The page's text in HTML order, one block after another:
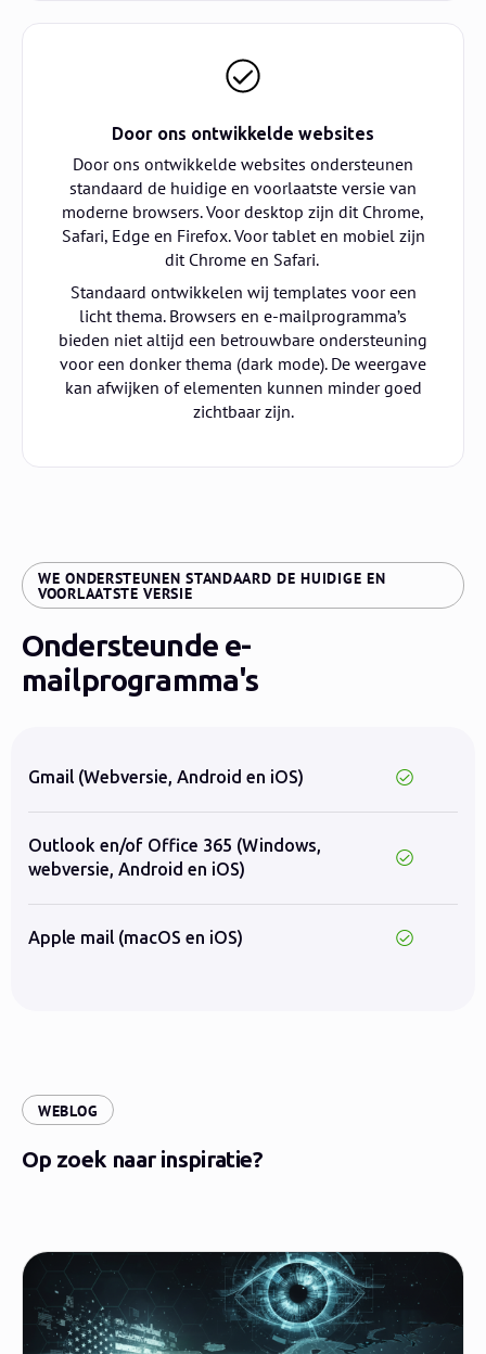
Door ons ontwikkelde websites
Door ons ontwikkelde websites ondersteunen
standaard de huidige en voorlaatste versie van
moderne browsers. Voor desktop zijn dit Chrome,
Safari, Edge en Firefox. Voor tablet en mobiel zijn
dit Chrome en Safari.
Standaard ontwikkelen wij templates voor een
licht thema. Browsers en e-mailprogramma’s
bieden niet altijd een betrouwbare ondersteuning
voor een donker thema (dark mode). De weergave
kan afwijken of elementen kunnen minder goed
zichtbaar zijn.
WE ONDERSTEUNEN STANDAARD DE HUIDIGE EN
VOORLAATSTE VERSIE:
Ondersteunde e-
mailprogramma's
Gmail (Webversie, Android en iOS)
Outlook en/of Office 365 (Windows,
webversie, Android en iOS)
Apple mail (macOS en iOS)
WEBLOG
Op zoek naar inspiratie?